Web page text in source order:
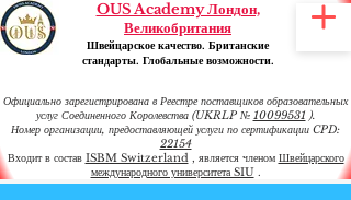
OUS Academy Лондон,
Великобритания
Швейцарское качество. Британские
стандарты. Глобальные возможности.
Официально зарегистрирована в Реестре поставщиков образовательных
услуг Соединенного Королевства (UKRLP № 10099531).
Номер организации, предоставляющей услуги по сертификации CPD:
22154
Входит в состав ISBM Switzerland, является членом Швейцарского
международного университета SIU.